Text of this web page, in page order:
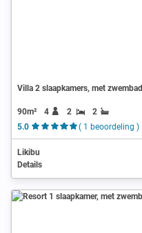
Villa 2 slaapkamers, met zwembad
90m² 4 2
2
5.0
( 1 beoordeling )
Likibu
Details